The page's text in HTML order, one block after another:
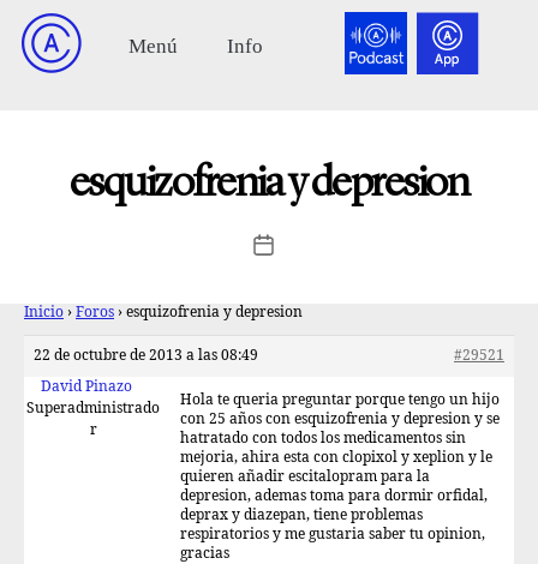
esquizofrenia y depresion
Inicio › Foros › esquizofrenia y depresion
22 de octubre de 2013 a las 08:49
#29521
David Pinazo
Superadministrado
r
Hola te queria preguntar porque tengo un hijo
con 25 años con esquizofrenia y depresion y se
hatratado con todos los medicamentos sin
mejoria, ahira esta con clopixol y xeplion y le
quieren añadir escitalopram para la
depresion, ademas toma para dormir orfidal,
deprax y diazepan, tiene problemas
respiratorios y me gustaria saber tu opinion,
gracias